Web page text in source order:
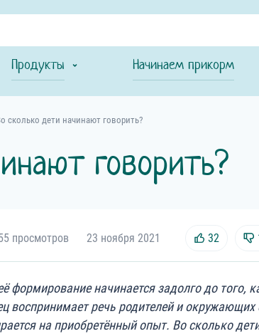
Продукты Начинаем прикорм
сколько дети начинают говорить?
говорить?
просмотров 23 ноября 2021 32
формирование начинается задолго до того,
воспринимает речь родителей и окружающих
на приобретённый опыт. Во сколько